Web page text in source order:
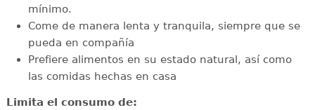
mínimo.
Come de manera lenta y tranquila, siempre que se
pueda en compañía
Prefiere alimentos en su estado natural, así como
las comidas hechas en casa
Limita el consumo de: